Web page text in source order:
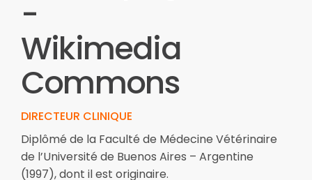
DIRECTEUR CLINIQUE
Diplômé de la Faculté de Médecine Vétérinaire
de l’Université de Buenos Aires – Argentine
(1997), dont il est originaire.